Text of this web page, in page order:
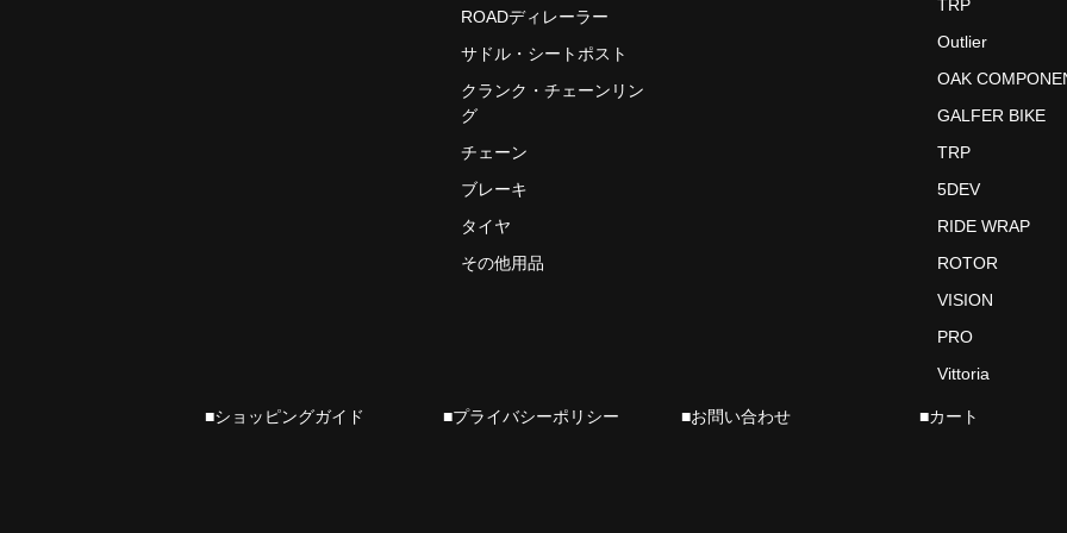
ROADディレーラー
サドル・シートポスト
クランク・チェーンリン
グ
チェーン
ブレーキ
タイヤ
その他用品
TRP
Outlier
OAK
GALFER BIKE
TRP
5DEV
RIDE WRAP
ROTOR
VISION
PRO
Vittoria
■ショッピングガイド ■プライバシーポリシー ■お問い合わせ ■カート